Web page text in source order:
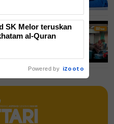
SK Melor teruskan
al-Quran
Powered by iZooto